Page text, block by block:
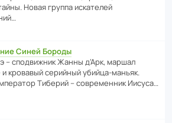
Новая группа иска­телей
Синей Бороды
– спод­ви­жник Жанны д’Арк, маршал
кровавый серийный убийца-маньяк.
Тиберий – совре­менник Иисуса…